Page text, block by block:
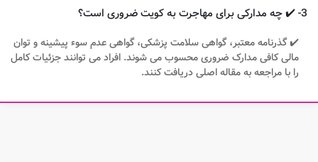
3- ✔️ چه مدارکی برای مهاجرت به کویت ضروری است؟
✔️ گذرنامه معتبر، گواهی سلامت پزشکی، گواهی عدم سوء پیشینه و توان
مالی کافی مدارک ضروری محسوب می شوند. افراد می توانند جزئیات کامل
را با مراجعه به مقاله اصلی دریافت کنند.